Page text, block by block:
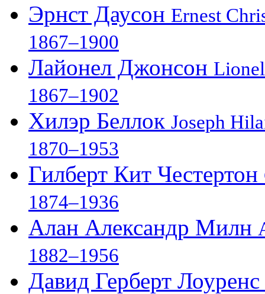
Эрнст Даусон Ernest
1867–1900
Лайонел Джонсон
1867–1902
Хилэр Беллок Joseph
1870–1953
Гилберт Кит Честертон
1874–1936
Алан Александр Милн
1882–1956
Давид Герберт Лоуренс